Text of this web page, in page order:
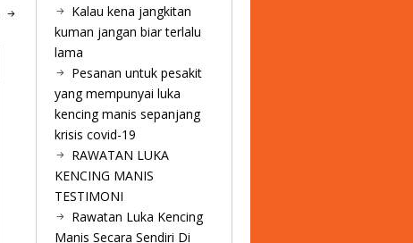
Kalau kena jangkitan
kuman jangan biar terlalu
lama
Pesanan untuk pesakit
yang mempunyai luka
kencing manis sepanjang
krisis covid-19
RAWATAN LUKA
KENCING MANIS
TESTIMONI
Rawatan Luka Kencing
Manis Secara Sendiri Di